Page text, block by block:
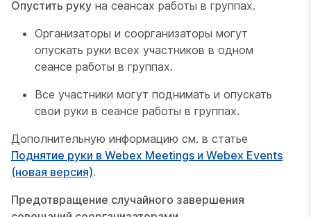
Опустить руку на сеансах работы в группах.
Организаторы и соорганизаторы могут
опускать руки всех участников в одном
сеансе работы в группах.
Все участники могут поднимать и опускать
свои руки в сеансе работы в группах.
Дополнительную информацию см. в статье
Поднятие руки в Webex Meetings и Webex Events
(новая версия).
Предотвращение случайного завершения